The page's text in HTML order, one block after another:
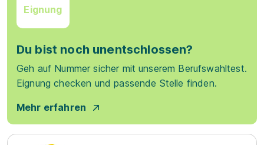
Eignung
Du bist noch unentschlossen?
Geh auf Nummer sicher mit unserem Berufswahltest.
Eignung checken und passende Stelle finden.
Mehr erfahren